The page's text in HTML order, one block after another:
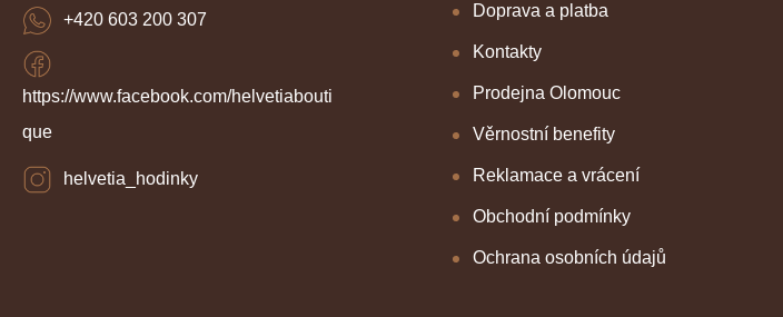
https://www.facebook.com/helvetiabouti
que
helvetia_hodinky
+420 603 200 307 Doprava a platba
Kontakty
Prodejna Olomouc
Věrnostní benefity
Reklamace a vrácení
Obchodní podmínky
Ochrana osobních údajů